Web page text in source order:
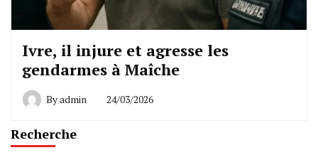
Ivre, il injure et agresse les
gendarmes à Maîche
Byadmin 24/03/2026
Recherche